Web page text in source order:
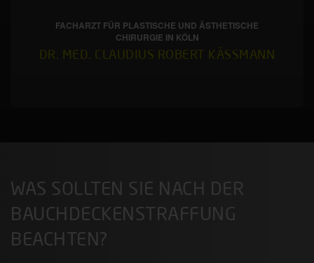
FACHARZT FÜR PLASTISCHE UND ÄSTHETISCHE
CHIRURGIE IN KÖLN
DR. MED. CLAUDIUS ROBERT KÄSSMANN
WAS SOLLTEN SIE NACH DER
BAUCHDECKENSTRAFFUNG
BEACHTEN?